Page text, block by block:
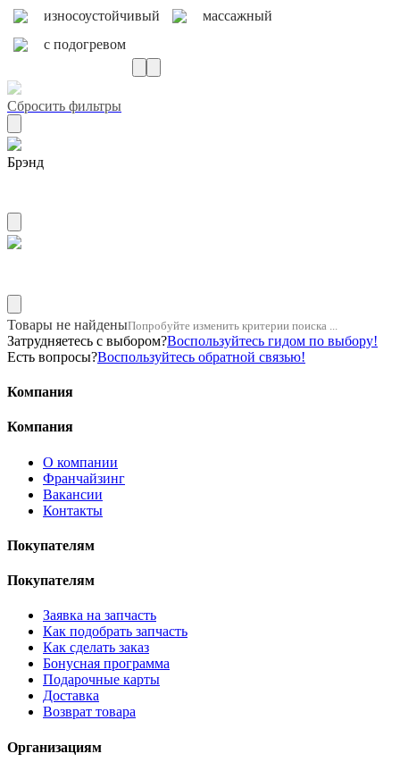
износоустойчивый
массажный
с подогревом
Сбросить фильтры
Брэнд
Товары не найденыПопробуйте изменить критерии поиска ...
Затрудняетесь с выбором?Воспользуйтесь гидом по выбору!
Есть вопросы?Воспользуйтесь обратной связью!
Компания
Компания
О компании
Франчайзинг
Вакансии
Контакты
Покупателям
Покупателям
Заявка на запчасть
Как подобрать запчасть
Как сделать заказ
Бонусная программа
Подарочные карты
Доставка
Возврат товара
Организациям